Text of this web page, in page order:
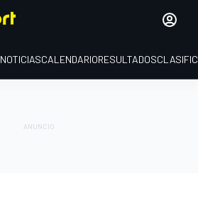
NOTICIASCALENDARIORESULTADOS